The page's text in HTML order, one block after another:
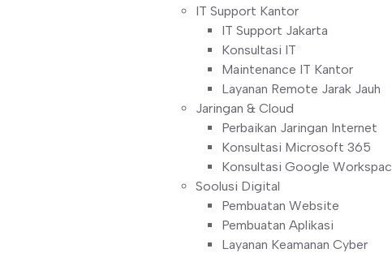
IT Support Kantor
IT Support Jakarta
Konsultasi IT
Maintenance IT Kantor
Layanan Remote Jarak Jauh
Jaringan & Cloud
Perbaikan Jaringan Internet
Konsultasi Microsoft 365
Konsultasi Google
Soolusi Digital
Pembuatan Website
Pembuatan Aplikasi
Layanan Keamanan Cyber